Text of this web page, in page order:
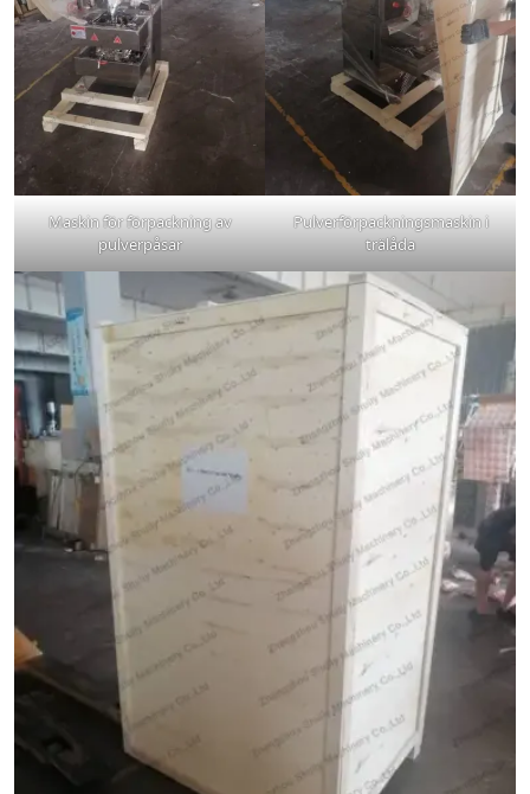
Maskin för förpackning av
pulverpåsar
Pulverförpackningsmaskin i
trälåda